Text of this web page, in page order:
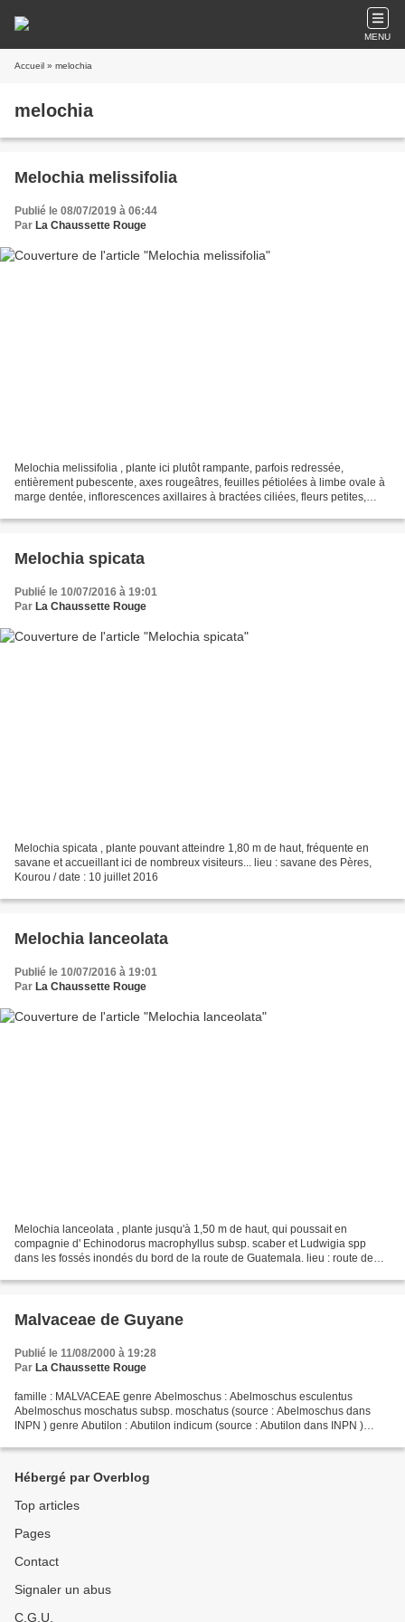
MENU
Accueil » melochia
melochia
Melochia melissifolia
Publié le 08/07/2019 à 06:44
Par La Chaussette Rouge
Melochia melissifolia , plante ici plutôt rampante, parfois redressée,
entièrement pubescente, axes rougeâtres, feuilles pétiolées à limbe ovale à
marge dentée, inflorescences axillaires à bractées ciliées, fleurs petites,
Melochia spicata
Publié le 10/07/2016 à 19:01
Par La Chaussette Rouge
Melochia spicata , plante pouvant atteindre 1,80 m de haut, fréquente en
savane et accueillant ici de nombreux visiteurs... lieu : savane des Pères,
Kourou / date : 10 juillet 2016
Melochia lanceolata
Publié le 10/07/2016 à 19:01
Par La Chaussette Rouge
Melochia lanceolata , plante jusqu'à 1,50 m de haut, qui poussait en
compagnie d' Echinodorus macrophyllus subsp. scaber et Ludwigia spp
dans les fossés inondés du bord de la route de Guatemala. lieu : route de
Malvaceae de Guyane
Publié le 11/08/2000 à 19:28
Par La Chaussette Rouge
famille : MALVACEAE genre Abelmoschus : Abelmoschus esculentus
Abelmoschus moschatus subsp. moschatus (source : Abelmoschus dans
INPN ) genre Abutilon : Abutilon indicum (source : Abutilon dans INPN )
Hébergé par Overblog
Top articles
Pages
Contact
Signaler un abus
C.G.U.